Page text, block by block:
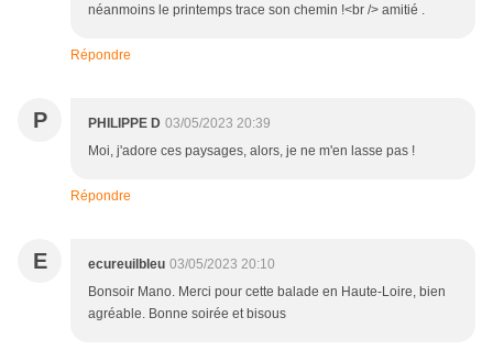
néanmoins le printemps trace son chemin !<br /> amitié .
Répondre
P PHILIPPE D 03/05/2023 20:39
Moi, j'adore ces paysages, alors, je ne m'en lasse pas !
Répondre
E ecureuilbleu 03/05/2023 20:10
Bonsoir Mano. Merci pour cette balade en Haute-Loire, bien
agréable. Bonne soirée et bisous